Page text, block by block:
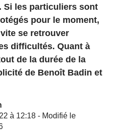
Si les particuliers sont
pour le moment,
se retrouver
difficultés. Quant à
de la durée de la
de Benoît Badin et
à 12:18 - Modifié le